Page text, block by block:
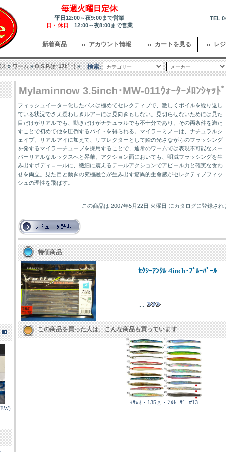
毎週火曜日定休
平日12:00～夜9:00まで営業
日・休日 12:00～夜8:00まで営業
TEL
新着商品 アカウント情報 カートを見る レ
»ワーム»O.S.P.(ｵｰｴｽﾋﾟｰ)» 検索:
Mylaminnow 3.5inch･MW-011ｳｫｰﾀｰﾒﾛﾝｼｬｯﾄﾞ
フィッシュイーター化したバスは極めてセレクティブで、激しくボイルを繰り返し
ている状況でさえ疑わしきルアーには見向きもしない。見切らせないためには見た
目だけがリアルでも、動きだけがナチュラルでも不十分であり、その両条件を満た
すことで初めて他を圧倒するバイトを得られる。マイラーミノーは、ナチュラルシ
ェイプ、リアルアイに加えて、リフレクターとして鱗の光さながらのフラッシング
を発するマイラーチューブを採用することで、通常のワームでは表現不可能なスー
パーリアルなルックスへと昇華。アクション面においても、明滅フラッシングを生
み出すボディロールに、繊細に震えるテールアクションでアピール力と確実な食わ
せを両立。見た目と動きの究極融合が生み出す驚異的生命感がセレクティブフィッ
シュの理性を飛ばす。
この商品は 2007年5月22日 火曜日 にカタログに登録され
特価商品
ｾｸｼｰｱﾝｸﾙ 4inch･ﾌﾞﾙｰﾊﾟｰﾙ
この商品を買った人は、こんな商品も買っています
ﾏｻﾑﾈ・135ｇ・ﾌﾙﾚｰｻﾞｰ#13